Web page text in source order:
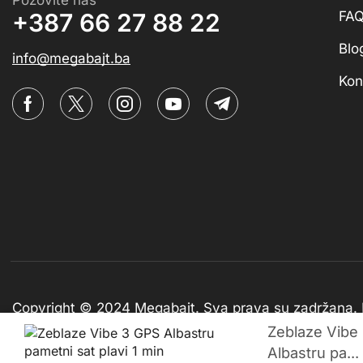
Zeblaze Vibe
Albastru pa...
+387 66 27 88 22
info@megabajt.ba
Copyright © 2024 Megabajt. Sva prava su